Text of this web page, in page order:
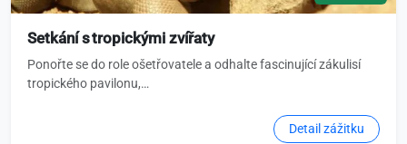
Setkání s tropickými zvířaty
Ponořte se do role ošetřovatele a odhalte fascinující zákulisí
tropického pavilonu,…
Detail zážitku